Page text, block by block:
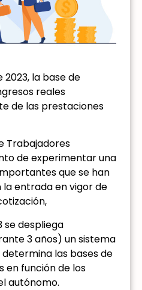
2023, la base de
reales
de las prestaciones
Trabajadores
de experimentar una
que se han
entrada en vigor de
se despliega
3 años) un sistema
las bases de
en función de los
autónomo.